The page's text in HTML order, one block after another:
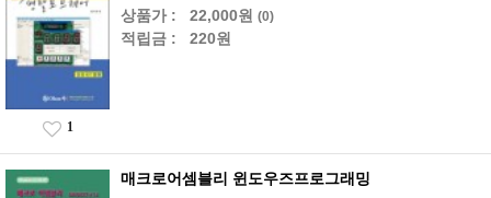
상품가 : 22,000원 (0)
적립금 : 220원
1
매크로어셈블리 윈도우즈프로그래밍